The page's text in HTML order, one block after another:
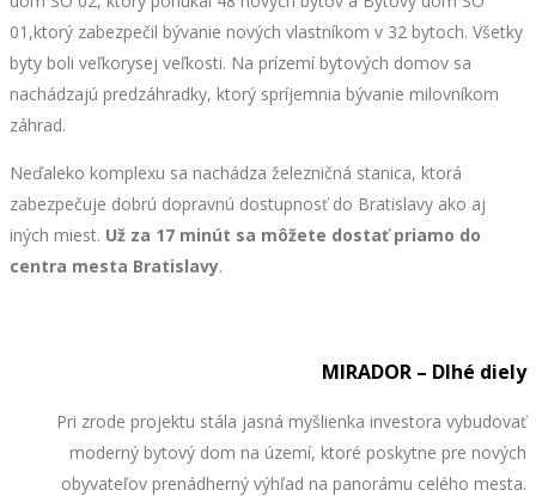
01,ktorý zabezpečil bývanie nových vlastníkom v 32 bytoch. Všetky
byty boli veľkorysej veľkosti. Na prízemí bytových domov sa
nachádzajú predzáhradky, ktorý spríjemnia bývanie milovníkom
záhrad.
Neďaleko komplexu sa nachádza železničná stanica, ktorá
zabezpečuje dobrú dopravnú dostupnosť do Bratislavy ako aj
iných miest. Už za 17 minút sa môžete dostať priamo do
centra mesta Bratislavy.
MIRADOR – Dlhé diely
Pri zrode projektu stála jasná myšlienka investora vybudovať
moderný bytový dom na území, ktoré poskytne pre nových
obyvateľov prenádherný výhľad na panorámu celého mesta.